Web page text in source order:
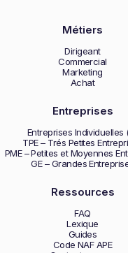
Métiers
Dirigeant
Commercial
Marketing
Achat
Entreprises
Entreprises Individuelles
TPE – Trés Petites
PME – Petites et Moyennes
GE – Grandes
Ressources
FAQ
Lexique
Guides
Code NAF APE